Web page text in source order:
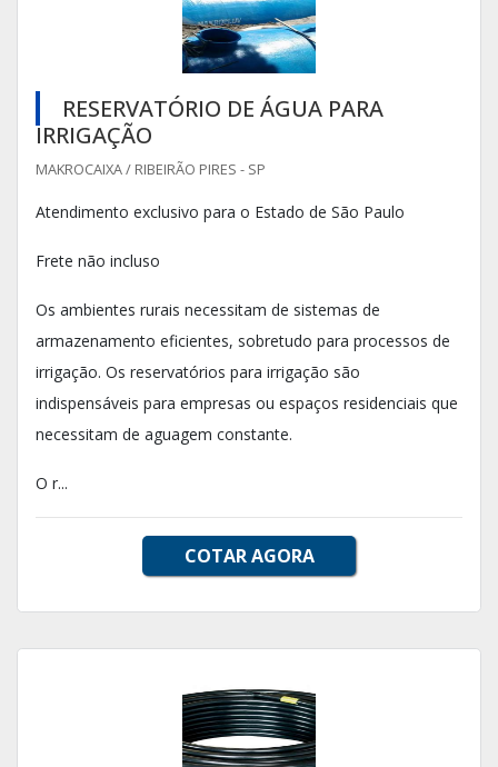
RESERVATÓRIO DE ÁGUA PARA
IRRIGAÇÃO
MAKROCAIXA / RIBEIRÃO PIRES - SP
Atendimento exclusivo para o Estado de São Paulo
Frete não incluso
Os ambientes rurais necessitam de sistemas de
armazenamento eficientes, sobretudo para processos de
irrigação. Os reservatórios para irrigação são
indispensáveis para empresas ou espaços residenciais que
necessitam de aguagem constante.
O r...
COTAR AGORA